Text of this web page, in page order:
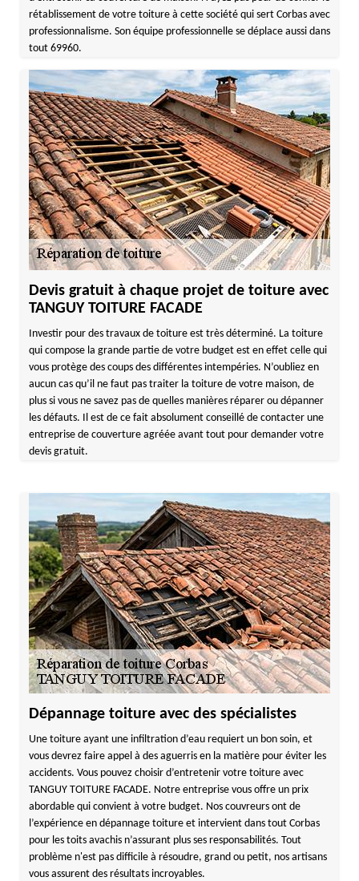
rétablissement de votre toiture à cette société qui sert Corbas avec
professionnalisme. Son équipe professionnelle se déplace aussi dans
tout 69960.
Devis gratuit à chaque projet de toiture avec
TANGUY TOITURE FACADE
Investir pour des travaux de toiture est très déterminé. La toiture
qui compose la grande partie de votre budget est en effet celle qui
vous protège des coups des différentes intempéries. N’oubliez en
aucun cas qu’il ne faut pas traiter la toiture de votre maison, de
plus si vous ne savez pas de quelles manières réparer ou dépanner
les défauts. Il est de ce fait absolument conseillé de contacter une
entreprise de couverture agréée avant tout pour demander votre
devis gratuit.
Dépannage toiture avec des spécialistes
Une toiture ayant une infiltration d’eau requiert un bon soin, et
vous devrez faire appel à des aguerris en la matière pour éviter les
accidents. Vous pouvez choisir d’entretenir votre toiture avec
TANGUY TOITURE FACADE. Notre entreprise vous offre un prix
abordable qui convient à votre budget. Nos couvreurs ont de
l’expérience en dépannage toiture et intervient dans tout Corbas
pour les toits avachis n’assurant plus ses responsabilités. Tout
problème n'est pas difficile à résoudre, grand ou petit, nos artisans
vous assurent des résultats incroyables.